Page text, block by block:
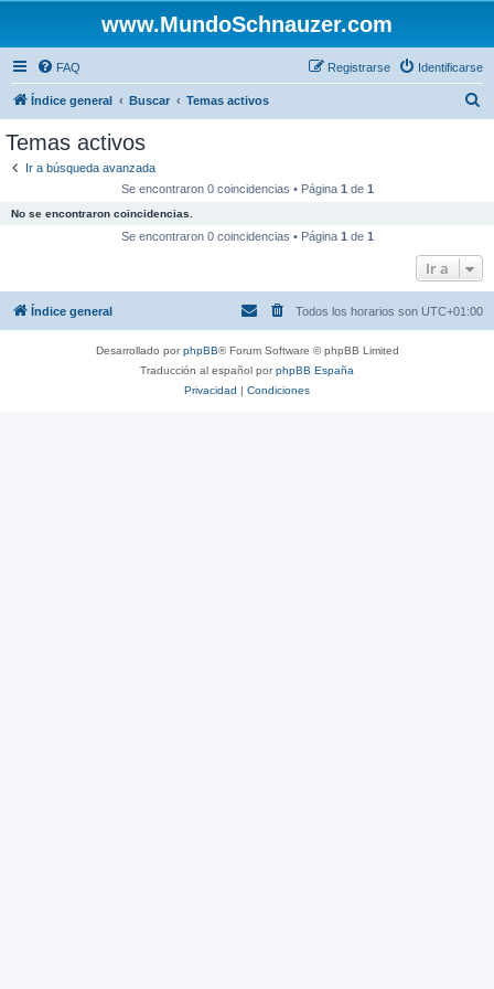
www.MundoSchnauzer.com
FAQ Identificarse
Registrarse
Índice general Buscar Temas activos
Temas activos
Ir a búsqueda avanzada
Se encontraron 0 coincidencias • Página 1 de 1
No se encontraron coincidencias.
Se encontraron 0 coincidencias • Página 1 de 1
Ir a
Índice general Todos los horarios son UTC+01:00
Desarrollado porphpBB® Forum Software © phpBB Limited
Traducción al español porphpBB España
Privacidad | Condiciones